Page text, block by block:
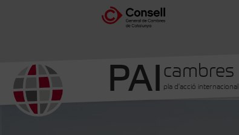
PAIcambres
pla d'acció internacional